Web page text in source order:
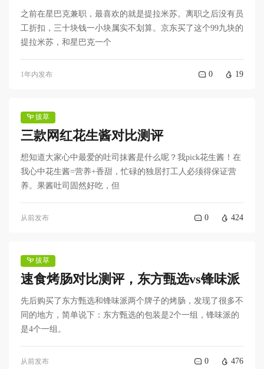
之前在星巴克兼职，最喜欢的就是提拉米苏。离职之后没有员
工折扣，三十块钱一小块属实不划算。京东买了这个99九块的
提拉米苏，和星巴克一个
1年内发布 0 19
拔草
三款网红花生酱对比测评
想知道大家心中最爱的吐司抹酱是什么呢？我pick花生酱！在
我心中花生酱=营养+香甜，忙碌的独居打工人必须得保证营
养。果酱吐司固然好吃，但
从前发布 0 424
拔草
速食烤肠对比测评，东方甄选vs锋味派
先后购买了东方甄选和锋味派两个牌子的烤肠，发现了很多不
同的地方，简单说下：东方甄选的包装是2个一组，锋味派的
是4个一组。
从前发布 0 476